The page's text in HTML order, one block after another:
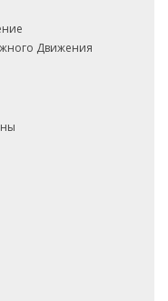
Движения